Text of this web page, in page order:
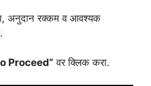
अनुदान रक्कम व आवश्यक
Proceed” वर क्लिक करा.